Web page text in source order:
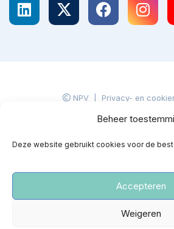
Beheer
Deze website gebruikt cookies voor de
Accepteren
Weigeren
NPV Privacy- en
‘Red gezonde baby’s